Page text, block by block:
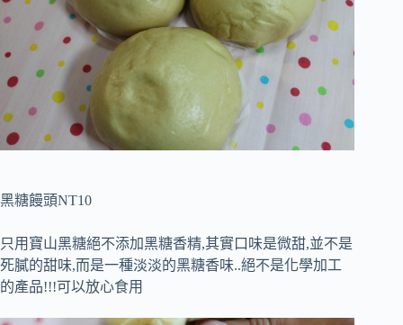
黑糖饅頭NT10
只用寶山黑糖絕不添加黑糖香精,其實口味是微甜,並不是
死膩的甜味,而是一種淡淡的黑糖香味..絕不是化學加工
的產品!!!可以放心食用